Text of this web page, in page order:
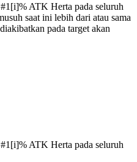
ATK Herta pada seluruh
saat ini lebih dari atau sama
pada target akan
ATK Herta pada seluruh